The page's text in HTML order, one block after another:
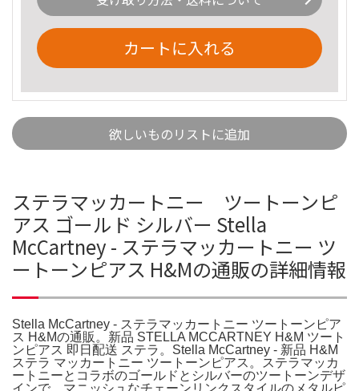
カートに入れる
欲しいものリストに追加
ステラマッカートニー ツートーンピ
アス ゴールド シルバー Stella
McCartney - ステラマッカートニー ツ
ートーンピアス H&Mの通販の詳細情報
Stella McCartney - ステラマッカートニー ツートーンピア
ス H&Mの通販。新品 STELLA MCCARTNEY H&M ツート
ンピアス 即日配送 ステラ。Stella McCartney - 新品 H&M
ステラ マッカートニー ツートーンピアス。ステラマッカ
ートニーとコラボのゴールドとシルバーのツートーンデザ
インで、マニッシュなチェーンリンクスタイルのメタルピ